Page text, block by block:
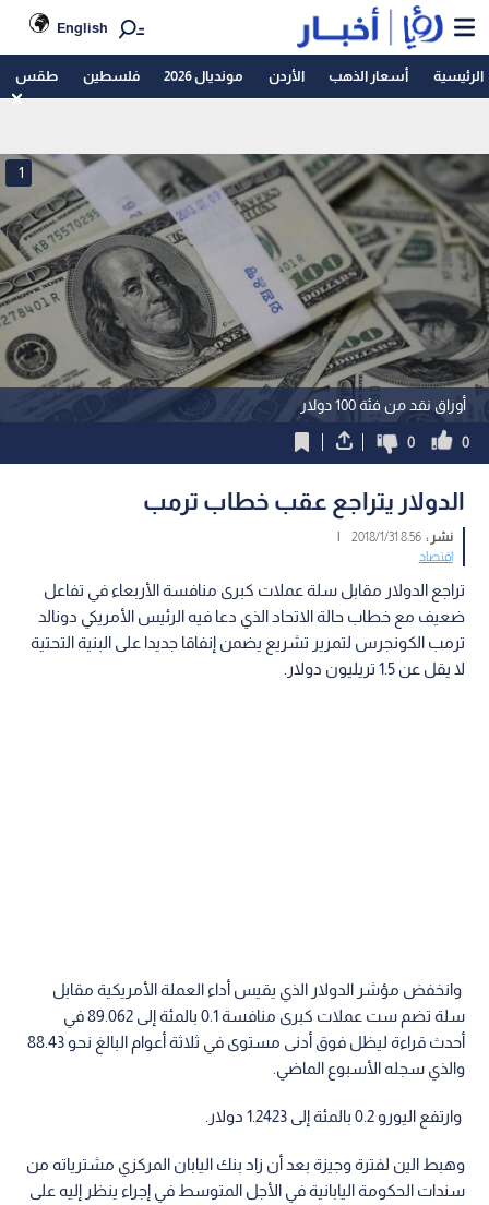
English
الرئيسية أسعار الذهب الأردن مونديال 2026 فلسطين طقس
أوراق نقد من فئة 100 دولار
1
0
0
الدولار يتراجع عقب خطاب ترمب
نشر :8:56 2018/1/31
|
اقتصاد
تراجع الدولار مقابل سلة عملات كبرى منافسة الأربعاء في تفاعل
ضعيف مع خطاب حالة الاتحاد الذي دعا فيه الرئيس الأمريكي دونالد
ترمب الكونجرس لتمرير تشريع يضمن إنفاقا جديدا على البنية التحتية
لا يقل عن 1.5 تريليون دولار.
وانخفض مؤشر الدولار الذي يقيس أداء العملة الأمريكية مقابل
سلة تضم ست عملات كبرى منافسة 0.1 بالمئة إلى 89.062 في
أحدث قراءة ليظل فوق أدنى مستوى في ثلاثة أعوام البالغ نحو 88.43
والذي سجله الأسبوع الماضي.
وارتفع اليورو 0.2 بالمئة إلى 1.2423 دولار.
وهبط الين لفترة وجيزة بعد أن زاد بنك اليابان المركزي مشترياته من
سندات الحكومة اليابانية في الأجل المتوسط في إجراء ينظر إليه على